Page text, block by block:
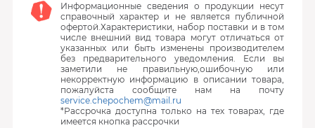
Информационные сведения о продукции несут
справочный характер и не является публичной
офертой.Характеристики, набор поставки и в том
числе внешний вид товара могут отличаться от
указанных или быть изменены производителем
без предварительного уведомления. Если вы
заметили не правильную,ошибочную или
некорректную информацию в описании товара,
пожалуйста сообщите нам на почту
service.chepochem@mail.ru
*Рассрочка доступна только на тех товарах, где
имеется кнопка рассрочки